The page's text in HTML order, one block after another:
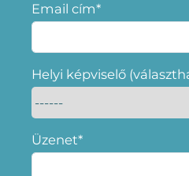
Email cím*
Helyi képviselő
Üzenet*